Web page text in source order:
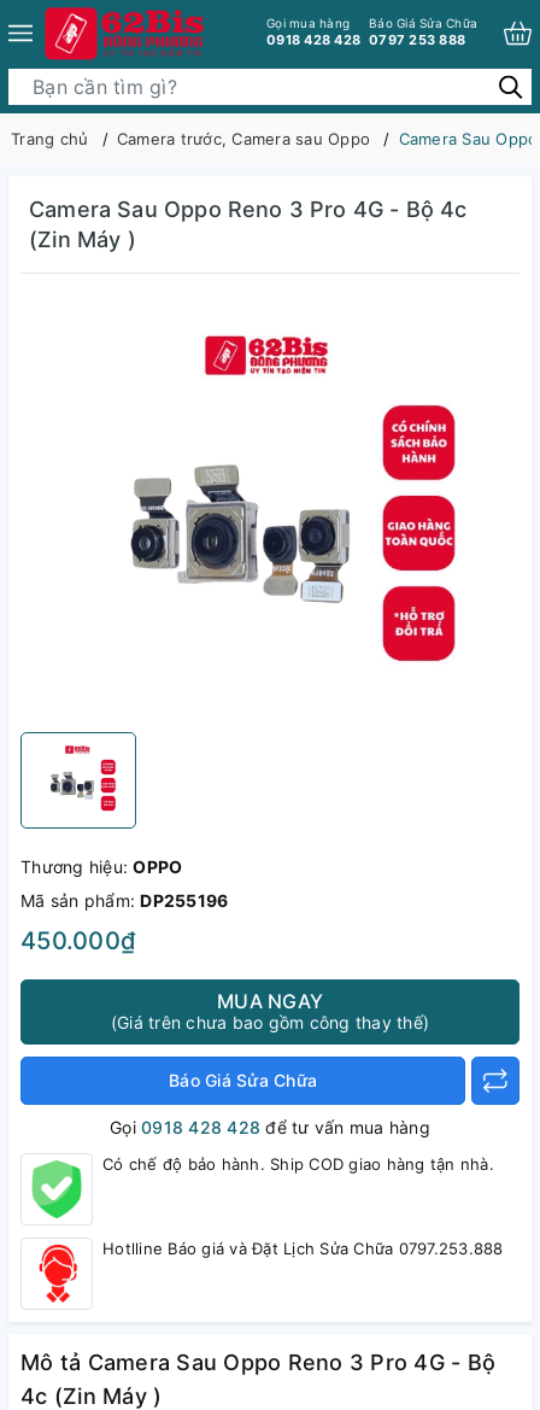
Gọi mua hàng
0918 428 428
Báo Giá Sửa Chữa
0797 253 888
Trang chủ Camera trước, Camera sau Oppo Camera Sau
Camera Sau Oppo Reno 3 Pro 4G - Bộ 4c
(Zin Máy )
Thương hiệu:OPPO
Mã sản phẩm:DP255196
450.000₫
MUA NGAY
(Giá trên chưa bao gồm công thay thế)
Báo Giá Sửa Chữa
Gọi0918 428 428 để tư vấn mua hàng
Có chế độ bảo hành. Ship COD giao hàng tận nhà.
Hotlline Báo giá và Đặt Lịch Sửa Chữa 0797.253.888
Mô tả Camera Sau Oppo Reno 3 Pro 4G - Bộ
4c (Zin Máy )